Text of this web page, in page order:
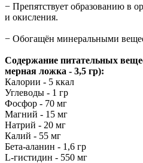
− Препятствует образованию в
и окисления.
− Обогащён минеральными
Содержание питательных
мерная ложка - 3,5 гр):
Калории - 5 ккал
Углеводы - 1 гр
Фосфор - 70 мг
Магний - 15 мг
Натрий - 20 мг
Калий - 55 мг
Бета-аланин - 1,6 гр
L-гистидин - 550 мг